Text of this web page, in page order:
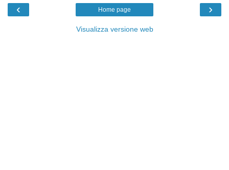
‹ ›
Home page
Visualizza versione web